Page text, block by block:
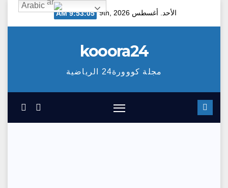
الأحد. أغسطس 9th, 2026 9:53:06 AM
kooora24
مجلة كووورة24 الرياضية
Arabic